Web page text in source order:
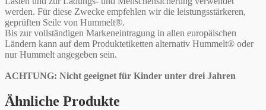
werden. Für diese Zwecke empfehlen wir die leistungsstärkeren,
geprüften Seile von Hummelt®.
Bis zur vollständigen Markeneintragung in allen europäischen
Ländern kann auf dem Produktetiketten alternativ Hummelt® oder
nur Hummelt angegeben sein.
ACHTUNG: Nicht geeignet für Kinder unter drei Jahren
Ähnliche Produkte